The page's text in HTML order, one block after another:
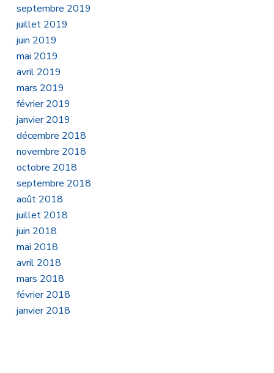
septembre 2019
juillet 2019
juin 2019
mai 2019
avril 2019
mars 2019
février 2019
janvier 2019
décembre 2018
novembre 2018
octobre 2018
septembre 2018
août 2018
juillet 2018
juin 2018
mai 2018
avril 2018
mars 2018
février 2018
janvier 2018